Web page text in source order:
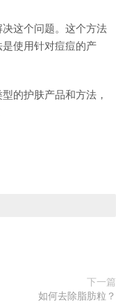
这个问题。这个方法
使用针对痘痘的产
的护肤产品和方法，
下一篇
如何去除脂肪粒？